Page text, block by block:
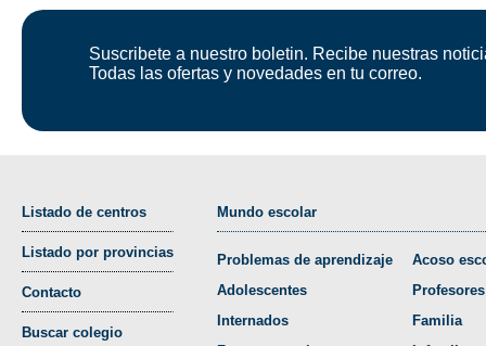
Suscribete a nuestro boletin. Recibe nuestras
Todas las ofertas y novedades en tu correo.
Listado de centros
Listado por provincias
Contacto
Buscar colegio
Mundo escolar
Problemas de aprendizaje
Adolescentes
Internados
Acoso
Profesores
Familia